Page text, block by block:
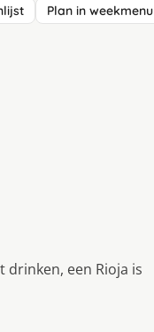
Plan in weekmenu
drinken, een Rioja is